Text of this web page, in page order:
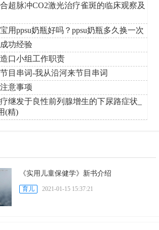
超脉冲CO2激光治疗雀斑的临床观察及
宝用ppsu奶瓶好吗？ppsu奶瓶多久换一次
功经验
口小组工作职责
目串词-我从沿河来节目串词
意事项
继发于良性前列腺增生的下尿路症状_
(精)
《实用儿童保健学》新书介绍
育儿 2021-01-15 15:37:21